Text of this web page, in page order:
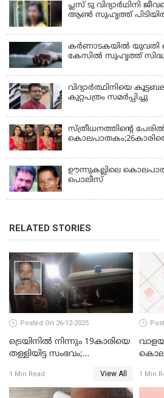
പ്ലസ് ടു വിദ്യാര്‍ഥിനി
ആണ്‍ സുഹൃത്ത്
കര്‍ണാടകയില്‍ യുവതി
വിദ്യാർത്ഥിനിയെ
കുറ്റപത്രം സമര്‍പ്പിച്ചു
സ്ത്രീധനത്തിന്റെ
ഊന്നുകല്ലിലെ
പൊലീസ്
RELATED STORIES
Posted On 26-12-2025
ട്രെയിനില്‍ നിന്നും 19കാരിയെ
തള്ളിയിട്ട സംഭവം;
ആശുപത്രിയിലേക്ക് മാറ്റി
1 Min Read View All 1 Min